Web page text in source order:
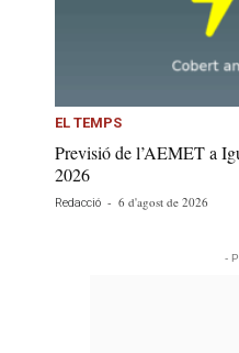
EL TEMPS
Previsió de l’AEMET a
2026
Redacció - 6 d'agost de 2026
-